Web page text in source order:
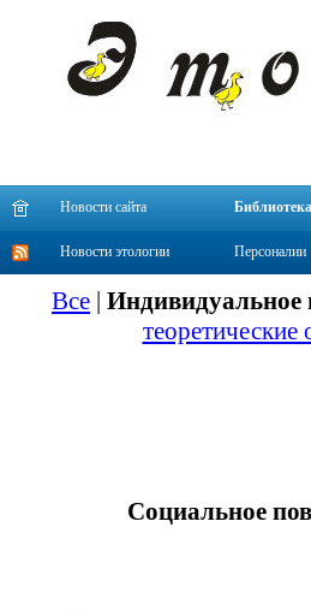
Новости сайта Библиотека
Новости этологии Персоналии
Все | Индивидуальное
Социальное